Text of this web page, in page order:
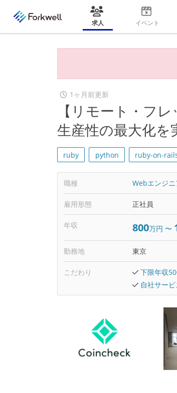
求人 イベント
1ヶ月前更新
【リモート・フ
生産性の最大化を
ruby python ruby-on-
職種 Webエンジ
雇用形態 正社員
年収 800万円 〜
勤務地 東京
こだわり 下限年収
自社サー